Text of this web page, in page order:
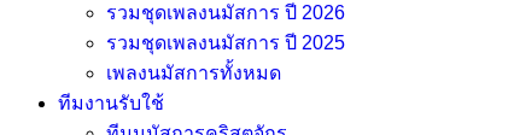
รวมชุดเพลงนมัสการ ปี 2026
รวมชุดเพลงนมัสการ ปี 2025
เพลงนมัสการทั้งหมด
ทีมงานรับใช้